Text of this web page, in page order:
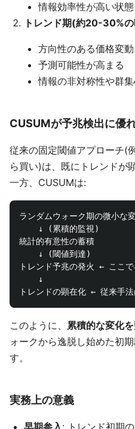
情報効率性が高い状態
トレンド期(約20-30%
方向性のある価格変動
予測可能性が高まる
情報の非対称性や群
CUSUMが予兆検出に優
従来の固定閾値アプローチ(
ら買い)は、既にトレンドが
一方、CUSUMは:
ランダムウォーク期の微小な
    ↓ (累積的監視)
統計的有意性の蓄積
    ↓ (閾値到達)
トレンド予兆の発火 ← ここで
    ↓
このように、 累積的な変化
ォークから逸脱し始めた初
す。
実務上の意義
早期参入: トレンド初期